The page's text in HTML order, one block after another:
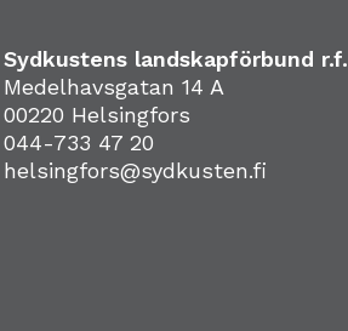
Sydkustens landskapförbund r.f.
Medelhavsgatan 14 A
00220 Helsingfors
044-733 47 20
helsingfors@sydkusten.fi